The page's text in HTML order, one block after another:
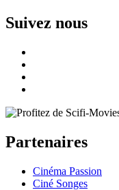
Suivez nous
Partenaires
Cinéma Passion
Ciné Songes